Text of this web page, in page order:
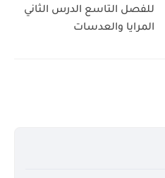
للفصل التاسع الدرس الثاني
المرايا والعدسات